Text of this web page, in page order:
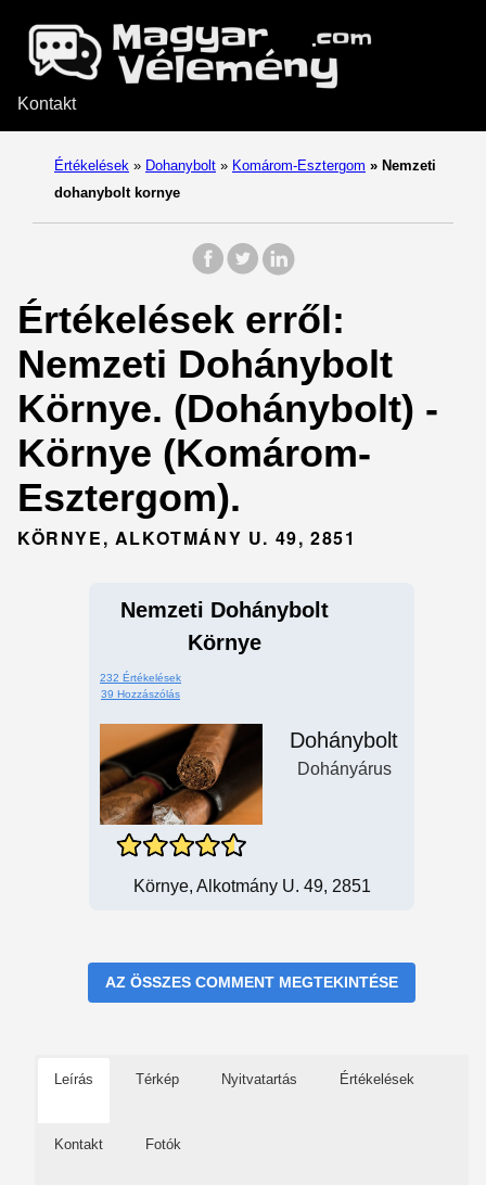
Kontakt
Értékelések » Dohanybolt » Komárom-Esztergom » Nemzeti
dohanybolt kornye
Értékelések erről:
Nemzeti Dohánybolt
Környe. (Dohánybolt) -
Környe (Komárom-
Esztergom).
KÖRNYE, ALKOTMÁNY U. 49, 2851
Nemzeti Dohánybolt
Környe
232 Értékelések
39 Hozzászólás
Dohánybolt
Dohányárus
Környe, Alkotmány U. 49, 2851
AZ ÖSSZES COMMENT MEGTEKINTÉSE
Leírás Térkép Nyitvatartás Értékelések
Kontakt Fotók